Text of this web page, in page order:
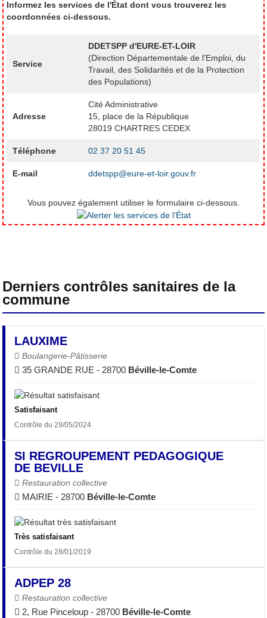
Informez les services de l'État dont vous trouverez les
coordonnées ci-dessous.
Service
DDETSPP d'EURE-ET-LOIR
(Direction Départementale de l'Emploi, du
Travail, des Solidarités et de la Protection
des Populations)
Adresse
Cité Administrative
15, place de la République
28019 CHARTRES CEDEX
Téléphone 02 37 20 51 45
E-mail ddetspp@eure-et-loir.gouv.fr
Vous pouvez également utiliser le formulaire ci-dessous.
Derniers contrôles sanitaires de la
commune
LAUXIME
Boulangerie-Pâtisserie
35 GRANDE RUE - 28700 Béville-le-Comte
Satisfaisant
Contrôle du 29/05/2024
SI REGROUPEMENT PEDAGOGIQUE
DE BEVILLE
Restauration collective
MAIRIE - 28700 Béville-le-Comte
Très satisfaisant
Contrôle du 28/01/2019
ADPEP 28
Restauration collective
2, Rue Pinceloup - 28700 Béville-le-Comte